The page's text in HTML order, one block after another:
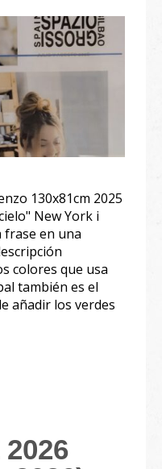
130x81cm 2025
New York i
frase en una
colores que usa
también es el
añadir los verdes
2026